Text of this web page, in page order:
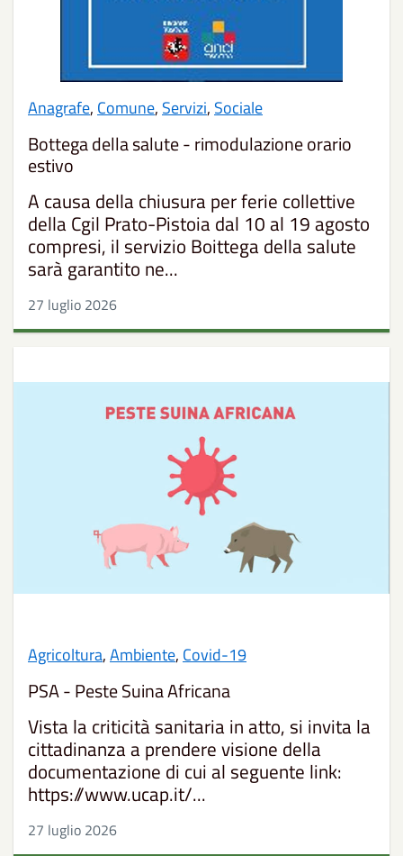
Anagrafe, Comune, Servizi, Sociale
Bottega della salute - rimodulazione orario
estivo
A causa della chiusura per ferie collettive
della Cgil Prato-Pistoia dal 10 al 19 agosto
compresi, il servizio Boittega della salute
sarà garantito ne...
27 luglio 2026
Agricoltura,Ambiente, Covid-19
PSA - Peste Suina Africana
Vista la criticità sanitaria in atto, si invita la
cittadinanza a prendere visione della
documentazione di cui al seguente link:
https://www.ucap.it/...
27 luglio 2026